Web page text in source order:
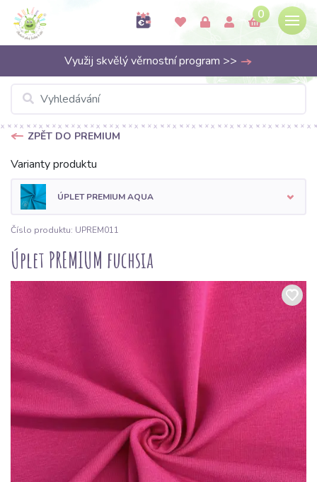
0
Využij skvělý věrnostní program >>
ZPĚT DO PREMIUM
Varianty produktu
ÚPLET PREMIUM AQUA
Číslo produktu: UPREM011
Úplet PREMIUM fuchsia